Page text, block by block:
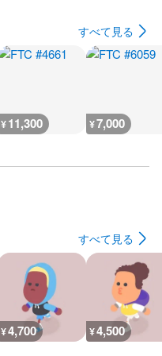
すべて見る
¥11,300 ¥7,000
すべて見る
¥4,700 ¥4,500